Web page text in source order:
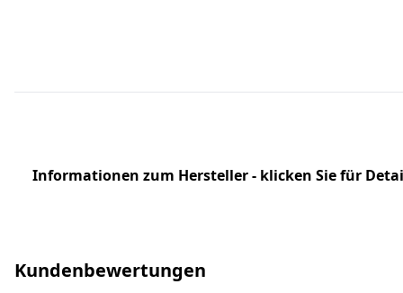
Informationen zum Hersteller - klicken Sie für
Kundenbewertungen